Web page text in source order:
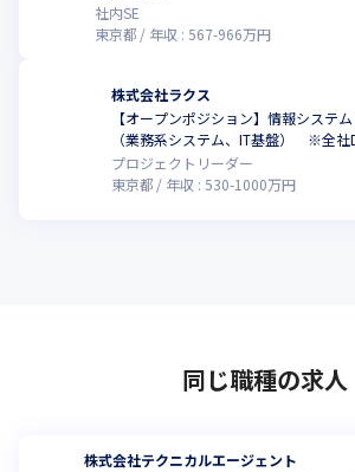
社内SE
東京都
年収 : 567-966万円
株式会社ラクス
【オープンポジション】情報システ
（業務系システム、IT基盤） ※全社
プロジェクトリーダー
東京都
年収 : 530-1000万円
同じ職種の求人
株式会社テクニカルエージェント